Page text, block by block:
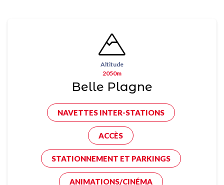
Altitude
2050m
Belle Plagne
NAVETTES INTER-STATIONS
ACCÈS
STATIONNEMENT ET PARKINGS
ANIMATIONS/CINÉMA